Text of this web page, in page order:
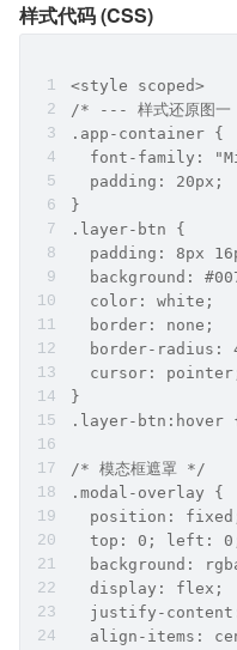
样式代码 (CSS)
<style scoped>
/* --- 样式还原图
.app-container {
font-family:
  padding: 20px;
}
.layer-btn {
padding: 8px
background:
  color: white;
  border: none;
border-radius:
cursor:
}
.layer-btn:hover
/* 模态框遮罩 */
.modal-overlay {
position:
top: 0; left:
background:
  display: flex;
justify-
align-items: